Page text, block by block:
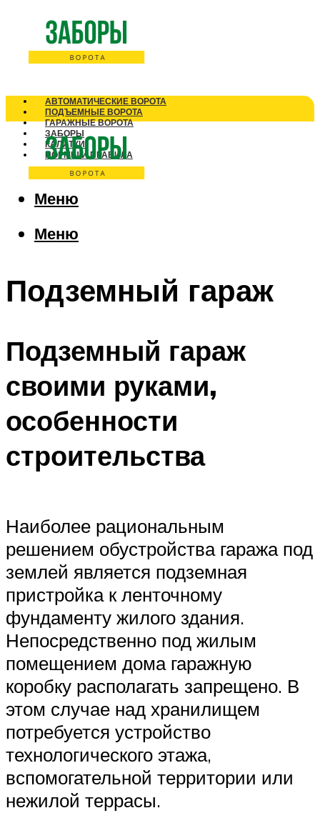
АВТОМАТИЧЕСКИЕ ВОРОТА
ПОДЪЕМНЫЕ ВОРОТА
ГАРАЖНЫЕ ВОРОТА
ЗАБОРЫ
КАЛИТКИ
НОРМЫ И ПРАВИЛА
Меню
Меню
Подземный гараж
Подземный гараж
своими руками,
особенности
строительства
Наиболее рациональным
решением обустройства гаража под
землей является подземная
пристройка к ленточному
фундаменту жилого здания.
Непосредственно под жилым
помещением дома гаражную
коробку располагать запрещено. В
этом случае над хранилищем
потребуется устройство
технологического этажа,
вспомогательной территории или
нежилой террасы.